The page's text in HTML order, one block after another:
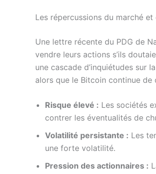
Les répercussions du marché
Une lettre récente du PDG de
vendre leurs actions s’ils
une cascade d’inquiétudes sur
alors que le Bitcoin continue
Risque élevé : Les sociétés
contrer les éventualités de
Volatilité persistante : Les
une forte volatilité.
Pression des actionnaires :